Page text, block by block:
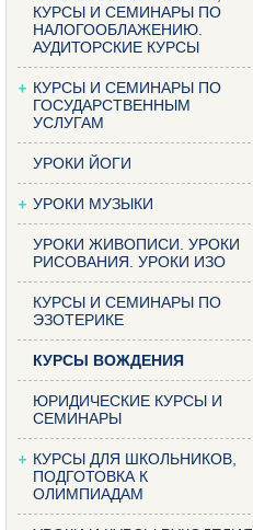
КУРСЫ И СЕМИНАРЫ ПО
НАЛОГООБЛАЖЕНИЮ.
АУДИТОРСКИЕ КУРСЫ
КУРСЫ И СЕМИНАРЫ ПО
ГОСУДАРСТВЕННЫМ
УСЛУГАМ
УРОКИ ЙОГИ
УРОКИ МУЗЫКИ
УРОКИ ЖИВОПИСИ. УРОКИ
РИСОВАНИЯ. УРОКИ ИЗО
КУРСЫ И СЕМИНАРЫ ПО
ЭЗОТЕРИКЕ
КУРСЫ ВОЖДЕНИЯ
ЮРИДИЧЕСКИЕ КУРСЫ И
СЕМИНАРЫ
КУРСЫ ДЛЯ ШКОЛЬНИКОВ,
ПОДГОТОВКА К
ОЛИМПИАДАМ